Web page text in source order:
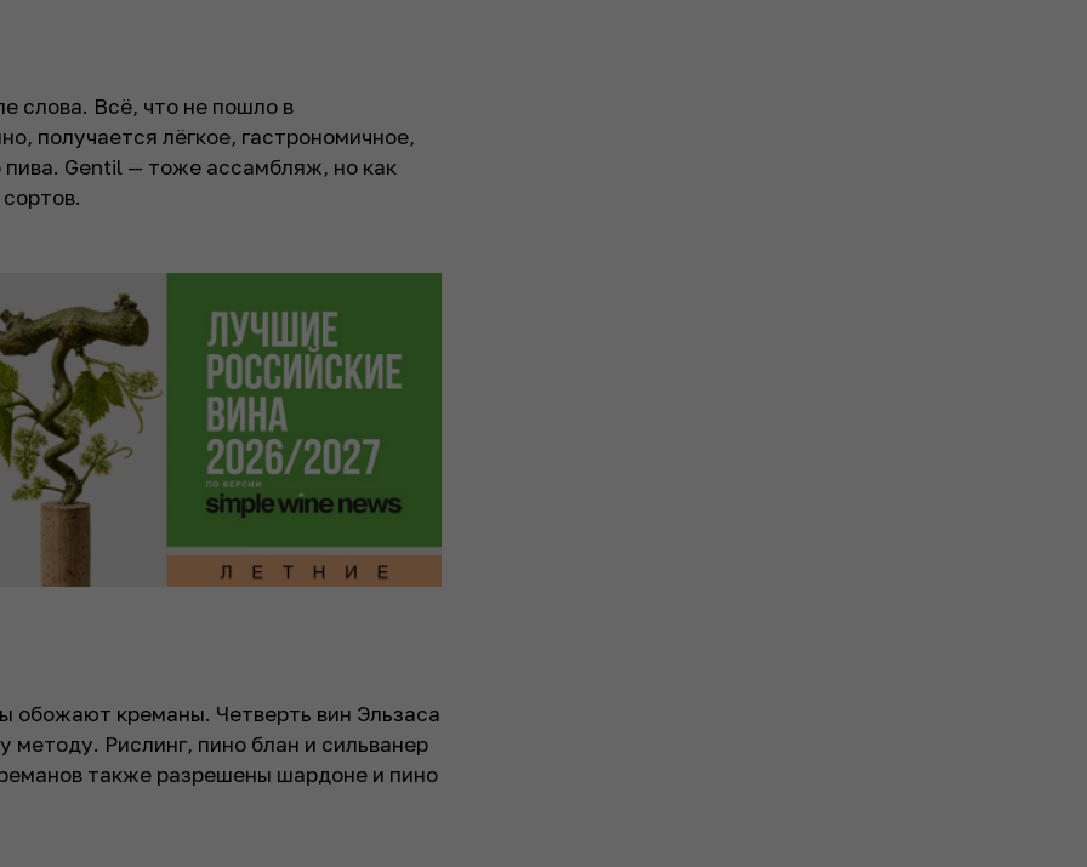
слова. Всё, что не пошло в
получается лёгкое, гастрономичное,
Gentil — тоже ассамбляж, но как
обожают креманы. Четверть вин Эльзаса
Рислинг, пино блан и сильванер
также разрешены шардоне и пино